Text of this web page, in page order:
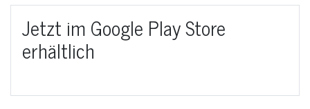
Jetzt im Google Play Store
erhältlich